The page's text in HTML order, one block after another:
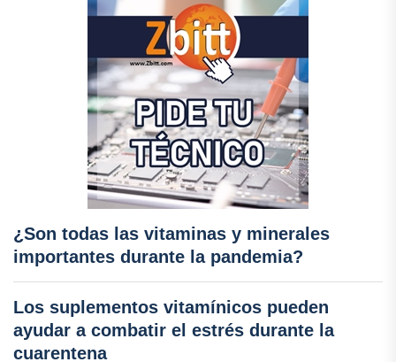
¿Son todas las vitaminas y minerales
importantes durante la pandemia?
Los suplementos vitamínicos pueden
ayudar a combatir el estrés durante la
cuarentena